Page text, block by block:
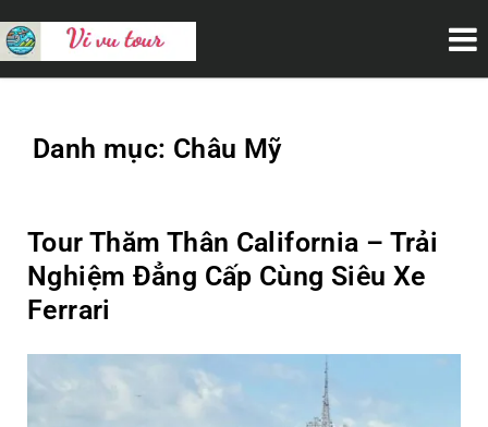
VI VU TOUR
Danh mục: Châu Mỹ
Tour Thăm Thân California – Trải
Nghiệm Đẳng Cấp Cùng Siêu Xe
Ferrari